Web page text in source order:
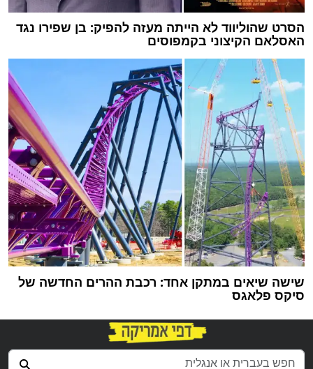
הסרט שהוליווד לא הייתה מעזה להפיק: בן שפירו נגד
האסלאם הקיצוני בקמפוסים
שישה שיאים במתקן אחד: רכבת ההרים החדשה של
סיקס פלאגס